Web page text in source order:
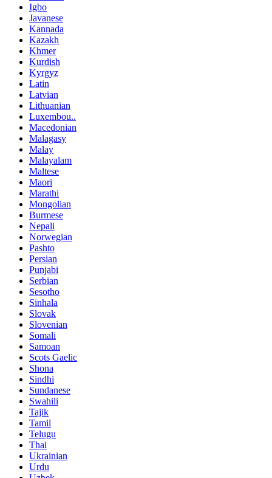
Igbo
Javanese
Kannada
Kazakh
Khmer
Kurdish
Kyrgyz
Latin
Latvian
Lithuanian
Luxembou..
Macedonian
Malagasy
Malay
Malayalam
Maltese
Maori
Marathi
Mongolian
Burmese
Nepali
Norwegian
Pashto
Persian
Punjabi
Serbian
Sesotho
Sinhala
Slovak
Slovenian
Somali
Samoan
Scots Gaelic
Shona
Sindhi
Sundanese
Swahili
Tajik
Tamil
Telugu
Thai
Ukrainian
Urdu